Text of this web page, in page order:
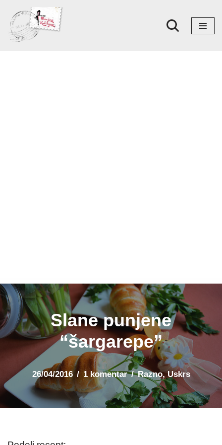
Skoči
na
Slane punjene
“šargarepe”
26/04/2016 1 komentar Razno,Uskrs